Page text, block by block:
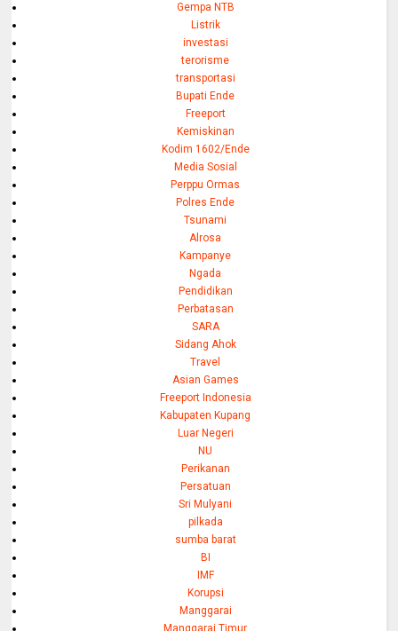
Gempa NTB
Listrik
investasi
terorisme
transportasi
Bupati Ende
Freeport
Kemiskinan
Kodim 1602/Ende
Media Sosial
Perppu Ormas
Polres Ende
Tsunami
Alrosa
Kampanye
Ngada
Pendidikan
Perbatasan
SARA
Sidang Ahok
Travel
Asian Games
Freeport Indonesia
Kabupaten Kupang
Luar Negeri
NU
Perikanan
Persatuan
Sri Mulyani
pilkada
sumba barat
BI
IMF
Korupsi
Manggarai
Manggarai Timur